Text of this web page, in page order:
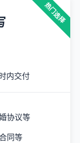
热门选择
内交付
协议等
同等